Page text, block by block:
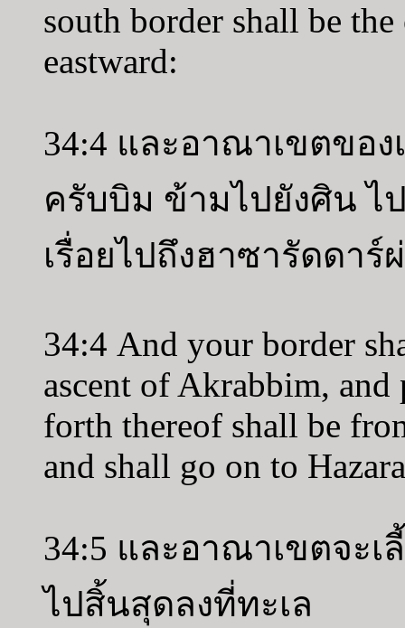
south border shall be
eastward:
34:4 และอาณาเขตของ
ครับบิม ข้ามไปยังศิน ไ
เรื่อยไปถึงฮาซารัดดาร์
34:4 And your border
ascent of Akrabbim,
forth thereof shall be
and shall go on to
34:5 และอาณาเขตจะ
ไปสิ้นสุดลงที่ทะเล